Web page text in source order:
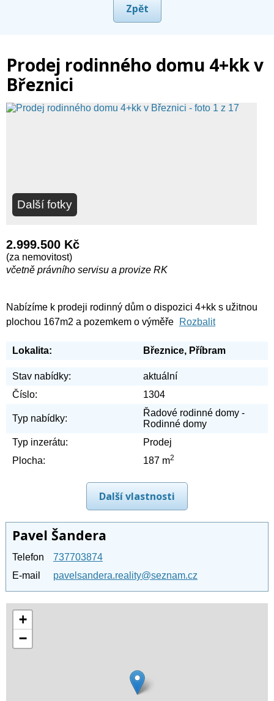
Zpět
Prodej rodinného domu 4+kk v
Březnici
Další fotky
2.999.500 Kč
(za nemovitost)
včetně právního servisu a provize RK
Nabízíme k prodeji rodinný dům o dispozici 4+kk s užitnou
plochou 167m2 a pozemkem o výměře
Rozbalit
Lokalita: Březnice, Příbram
Stav nabídky:
aktuální
Číslo:
1304
Typ nabídky:
Řadové rodinné domy -
Rodinné domy
Typ inzerátu:
Prodej
Plocha:
187 m2
Další vlastnosti
Pavel Šandera
Telefon
737703874
E-mail
pavelsandera.reality@seznam.cz
+
−